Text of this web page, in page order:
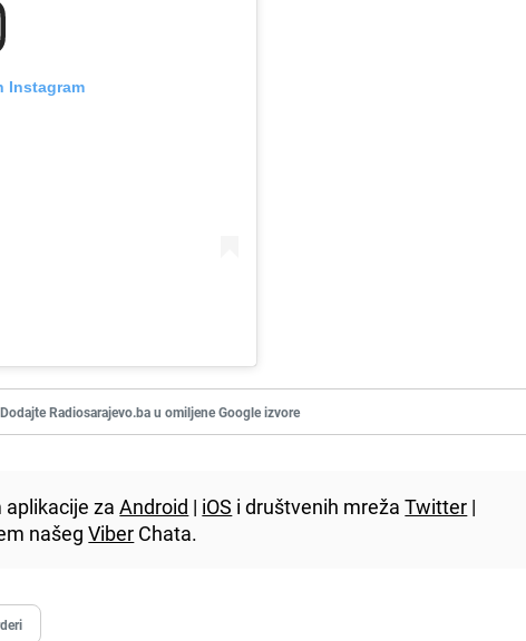
Instagram
Dodajte Radiosarajevo.ba u omiljene Google izvore
aplikacije zaAndroid | iOS i društvenih mrežaTwitter |
našegViber Chata.